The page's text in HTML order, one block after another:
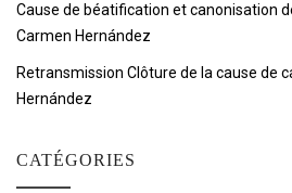
Cause de béatification et canonisation
Carmen Hernández
Retransmission Clôture de la cause de
Hernández
CATÉGORIES